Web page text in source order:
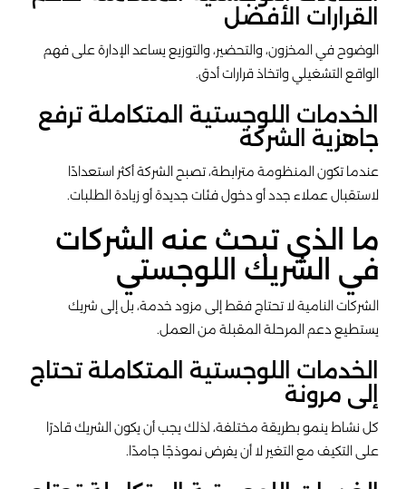
القرارات الأفضل
الوضوح في المخزون، والتحضير، والتوزيع يساعد الإدارة على فهم
الواقع التشغيلي واتخاذ قرارات أدق.
الخدمات اللوجستية المتكاملة ترفع
جاهزية الشركة
عندما تكون المنظومة مترابطة، تصبح الشركة أكثر استعدادًا
لاستقبال عملاء جدد أو دخول فئات جديدة أو زيادة الطلبات.
ما الذي تبحث عنه الشركات
في الشريك اللوجستي
الشركات النامية لا تحتاج فقط إلى مزود خدمة، بل إلى شريك
يستطيع دعم المرحلة المقبلة من العمل.
الخدمات اللوجستية المتكاملة تحتاج
إلى مرونة
كل نشاط ينمو بطريقة مختلفة، لذلك يجب أن يكون الشريك قادرًا
على التكيف مع التغير لا أن يفرض نموذجًا جامدًا.